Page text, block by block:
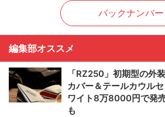
バックナンバー
編集部オススメ
「RZ250」初期型の外
カバー＆テールカウル
ワイト8万8000円で発
も